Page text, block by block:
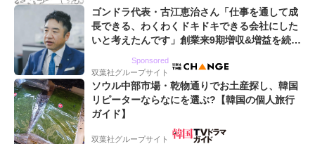
ゴンドラ代表・古江恵治さん「仕事を通して成
長できる、わくわくドキドキできる会社にした
いと考えたんです」創業来9期増収&増益を続け
Sponsored
双葉社グループサイト
ソウル中部市場・乾物通りでお土産探し、韓国
リピーターならなにを選ぶ?【韓国の個人旅行
ガイド】
双葉社グループサイト